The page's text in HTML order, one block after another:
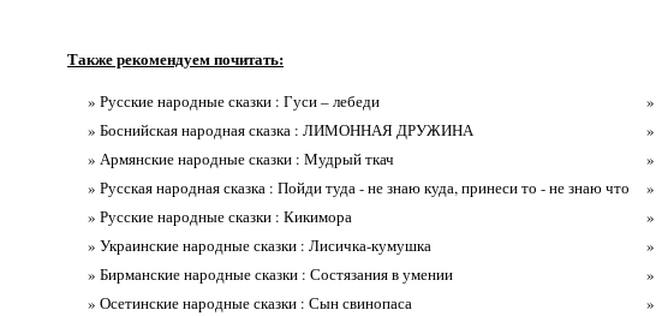
Также рекомендуем почитать:
» Русские народные сказки : Гуси – лебеди
» Боснийская народная сказка : ЛИМОННАЯ ДРУЖИНА
» Армянские народные сказки : Мудрый ткач
» Русская народная сказка : Пойди туда - не знаю куда, принеси то - не знаю что
» Русские народные сказки : Кикимора
» Украинские народные сказки : Лисичка-кумушка
» Бирманские народные сказки : Состязания в умении
» Осетинские народные сказки : Сын свинопаса
»
»
»
»
»
»
»
»